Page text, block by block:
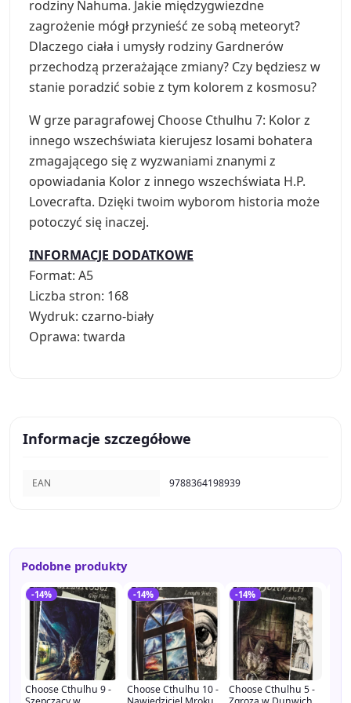
rodziny Nahuma. Jakie międzygwiezdne
zagrożenie mógł przynieść ze sobą meteoryt?
Dlaczego ciała i umysły rodziny Gardnerów
przechodzą przerażające zmiany? Czy będziesz w
stanie poradzić sobie z tym kolorem z kosmosu?
W grze paragrafowej Choose Cthulhu 7: Kolor z
innego wszechświata kierujesz losami bohatera
zmagającego się z wyzwaniami znanymi z
opowiadania Kolor z innego wszechświata H.P.
Lovecrafta. Dzięki twoim wyborom historia może
potoczyć się inaczej.
INFORMACJE DODATKOWE
Format: A5
Liczba stron: 168
Wydruk: czarno-biały
Oprawa: twarda
Informacje szczegółowe
EAN 9788364198939
Podobne produkty
-14%
Choose Cthulhu 9 -
-14%
Choose Cthulhu 10 -
-14%
Choose Cthulhu 5 -